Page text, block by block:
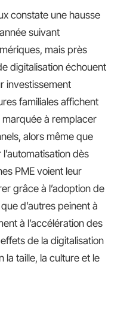
constate une hausse
suivant
mais près
digitalisation échouent
investissement
familiales affichent
à remplacer
alors même que
dès
PME voient leur
grâce à l’adoption de
d’autres peinent à
à l’accélération des
de la digitalisation
la taille, la culture et le